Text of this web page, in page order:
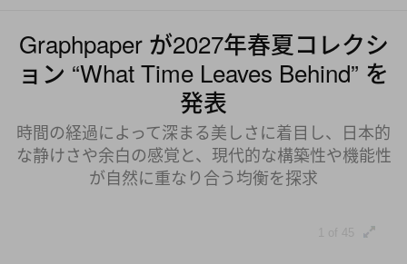
Graphpaper が2027年春夏コレクシ
ョン “What Time Leaves Behind” を
発表
時間の経過によって深まる美しさに着目し、日本的
な静けさや余白の感覚と、現代的な構築性や機能性
が自然に重なり合う均衡を探求